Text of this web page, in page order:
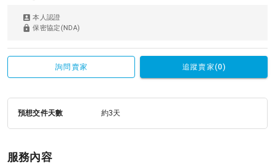
本人認證
保密協定(NDA)
詢問賣家 追蹤賣家(0)
預想交件天數 約3天
服務內容